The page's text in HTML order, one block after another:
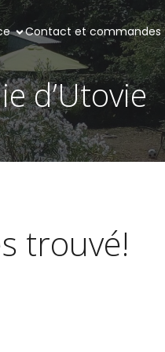
Contact et commandes
d’Utovie
trouvé!